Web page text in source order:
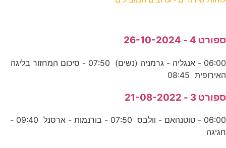
ספורט 4 - 26-10-2024
06:00 - אנגליה - גרמניה (נשים) 07:50 - סיכום המחזור בליגה
האירופית 08:45
ספורט 3 - 21-08-2022
06:00 - טוטנהאם - וולבס 07:50 - בורנמות - ארסנל 09:40 -
חגיגה